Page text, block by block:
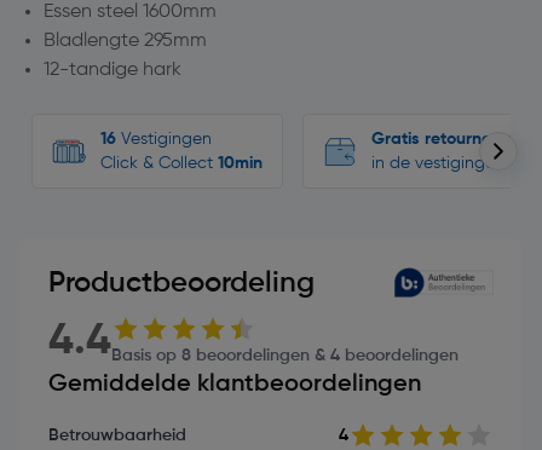
Essen steel 1600mm
Bladlengte 295mm
12-tandige hark
16 Vestigingen
Click & Collect 10min
Gratis retourneren
in de vestigingen
Productbeoordeling
4.4Basis op 8 beoordelingen & 4 beoordelingen
Gemiddelde klantbeoordelingen
Betrouwbaarheid 4